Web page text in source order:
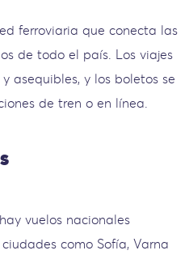
ferroviaria que conecta las
de todo el país. Los viajes
asequibles, y los boletos se
de tren o en línea.
vuelos nacionales
como Sofía, Varna